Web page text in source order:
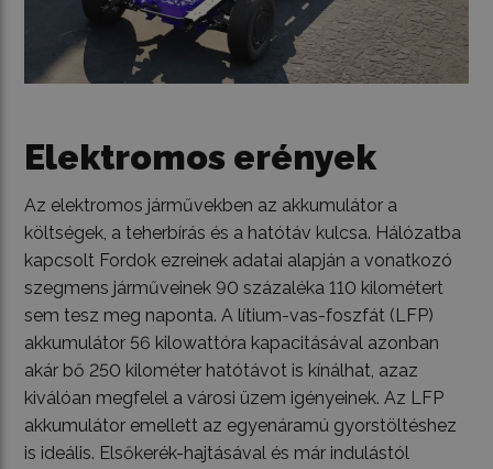
Elektromos erények
Az elektromos járművekben az akkumulátor a
költségek, a teherbírás és a hatótáv kulcsa. Hálózatba
kapcsolt Fordok ezreinek adatai alapján a vonatkozó
szegmens járműveinek 90 százaléka 110 kilométert
sem tesz meg naponta. A lítium-vas-foszfát (LFP)
akkumulátor 56 kilowattóra kapacitásával azonban
akár bő 250 kilométer hatótávot is kínálhat, azaz
kiválóan megfelel a városi üzem igényeinek. Az LFP
akkumulátor emellett az egyenáramú gyorstöltéshez
is ideális. Elsőkerék-hajtásával és már indulástól